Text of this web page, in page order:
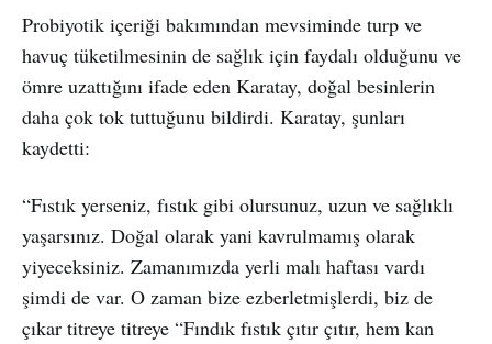
Probiyotik içeriği bakımından mevsiminde turp ve
havuç tüketilmesinin de sağlık için faydalı olduğunu ve
ömre uzattığını ifade eden Karatay, doğal besinlerin
daha çok tok tuttuğunu bildirdi. Karatay, şunları
kaydetti:
“Fıstık yerseniz, fıstık gibi olursunuz, uzun ve sağlıklı
yaşarsınız. Doğal olarak yani kavrulmamış olarak
yiyeceksiniz. Zamanımızda yerli malı haftası vardı
şimdi de var. O zaman bize ezberletmişlerdi, biz de
çıkar titreye titreye “Fındık fıstık çıtır çıtır, hem kan